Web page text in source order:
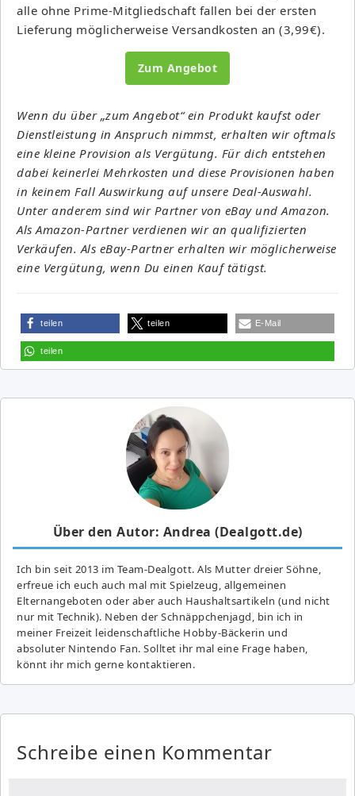
alle ohne Prime-Mitgliedschaft fallen bei der ersten
Lieferung möglicherweise Versandkosten an (3,99€).
Zum Angebot
Wenn du über „zum Angebot“ ein Produkt kaufst oder
Dienstleistung in Anspruch nimmst, erhalten wir oftmals
eine kleine Provision als Vergütung. Für dich entstehen
dabei keinerlei Mehrkosten und diese Provisionen haben
in keinem Fall Auswirkung auf unsere Deal-Auswahl.
Unter anderem sind wir Partner von eBay und Amazon.
Als Amazon-Partner verdienen wir an qualifizierten
Verkäufen. Als eBay-Partner erhalten wir möglicherweise
eine Vergütung, wenn Du einen Kauf tätigst.
teilen teilen E-Mail
teilen
Über den Autor: Andrea (Dealgott.de)
Ich bin seit 2013 im Team-Dealgott. Als Mutter dreier Söhne,
erfreue ich euch auch mal mit Spielzeug, allgemeinen
Elternangeboten oder aber auch Haushaltsartikeln (und nicht
nur mit Technik). Neben der Schnäppchenjagd, bin ich in
meiner Freizeit leidenschaftliche Hobby-Bäckerin und
absoluter Nintendo Fan. Solltet ihr mal eine Frage haben,
könnt ihr mich gerne kontaktieren.
Schreibe einen Kommentar